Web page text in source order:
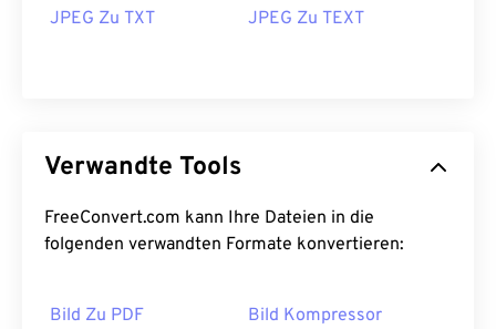
JPEG Zu TXT JPEG Zu TEXT
Verwandte Tools
FreeConvert.com kann Ihre Dateien in die
folgenden verwandten Formate konvertieren:
Bild Zu PDF Bild Kompressor